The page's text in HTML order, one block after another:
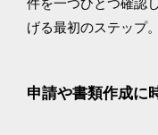
げる最初のステップ。
申請や書類作成に